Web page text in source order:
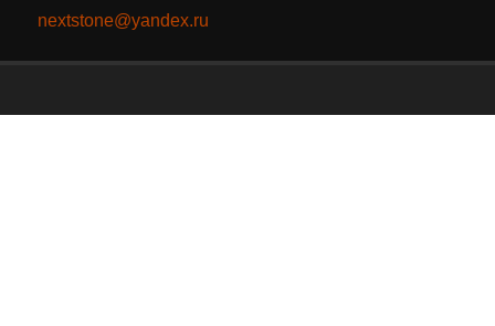
nextstone@yandex.ru